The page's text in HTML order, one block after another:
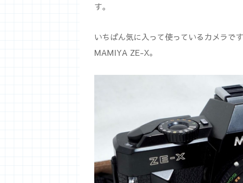
す。
いちばん気に入って使っているカメラです
MAMIYA ZE-X。